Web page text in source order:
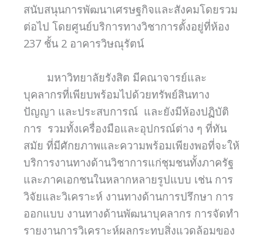
สนับสนุนการพัฒนาเศรษฐกิจและสังคมโดยรวม
ต่อไป โดยศูนย์บริการทางวิชาการตั้งอยู่ที่ห้อง
237 ชั้น 2 อาคารวิษณุรัตน์
มหาวิทยาลัยรังสิต มีคณาจารย์และ
บุคลากรที่เพียบพร้อมไปด้วยทรัพย์สินทาง
ปัญญา และประสบการณ์ และยังมีห้องปฏิบัติ
การ รวมทั้งเครื่องมือและอุปกรณ์ต่าง ๆ ที่ทัน
สมัย ที่มีศักยภาพและความพร้อมเพียงพอที่จะให้
บริการงานทางด้านวิชาการแก่ชุมชนทั้งภาครัฐ
และภาคเอกชนในหลากหลายรูปแบบ เช่น การ
วิจัยและวิเคราะห์ งานทางด้านการปรึกษา การ
ออกแบบ งานทางด้านพัฒนาบุคลากร การจัดทำ
รายงานการวิเคราะห์ผลกระทบสิ่งแวดล้อมของ